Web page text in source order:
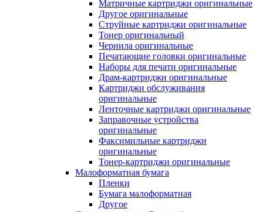
Матричные картриджи оригинальные
Другое оригинальные
Струйные картриджи оригинальные
Тонер оригинальный
Чернила оригинальные
Печатающие головки оригинальные
Наборы для печати оригинальные
Драм-картриджи оригинальные
Картриджи обслуживания
оригинальные
Ленточные картриджи оригинальные
Заправочные устройства
оригинальные
Факсимильные картриджи
оригинальные
Тонер-картриджи оригинальные
Малоформатная бумага
Пленки
Бумага малоформатная
Другое